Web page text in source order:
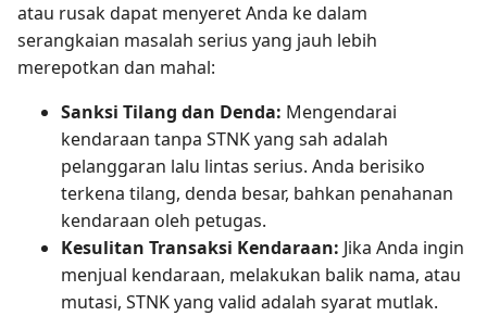
atau rusak dapat menyeret Anda ke dalam
serangkaian masalah serius yang jauh lebih
merepotkan dan mahal:
Sanksi Tilang dan Denda: Mengendarai
kendaraan tanpa STNK yang sah adalah
pelanggaran lalu lintas serius. Anda berisiko
terkena tilang, denda besar, bahkan penahanan
kendaraan oleh petugas.
Kesulitan Transaksi Kendaraan: Jika Anda ingin
menjual kendaraan, melakukan balik nama, atau
mutasi, STNK yang valid adalah syarat mutlak.